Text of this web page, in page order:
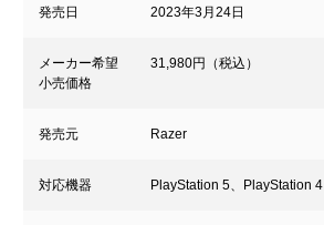
発売日 2023年3月24日
メーカー希望
小売価格
31,980円（税込）
発売元 Razer
対応機器 PlayStation 5、PlayStation 4